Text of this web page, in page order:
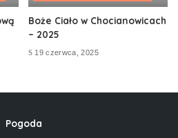
Boże Ciało w Chocianowicach
– 2025
19 czerwca, 2025
Pogoda